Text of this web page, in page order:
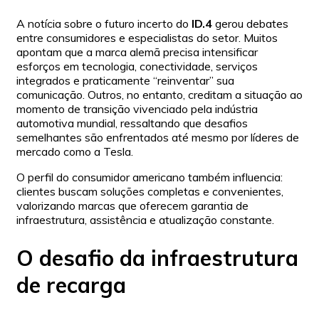
A notícia sobre o futuro incerto do ID.4 gerou debates
entre consumidores e especialistas do setor. Muitos
apontam que a marca alemã precisa intensificar
esforços em tecnologia, conectividade, serviços
integrados e praticamente “reinventar” sua
comunicação. Outros, no entanto, creditam a situação ao
momento de transição vivenciado pela indústria
automotiva mundial, ressaltando que desafios
semelhantes são enfrentados até mesmo por líderes de
mercado como a Tesla.
O perfil do consumidor americano também influencia:
clientes buscam soluções completas e convenientes,
valorizando marcas que oferecem garantia de
infraestrutura, assistência e atualização constante.
O desafio da infraestrutura
de recarga